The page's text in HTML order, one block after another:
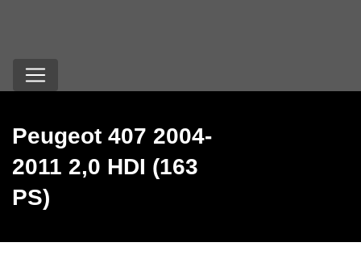
Peugeot 407 2004-
2011 2,0 HDI (163
PS)